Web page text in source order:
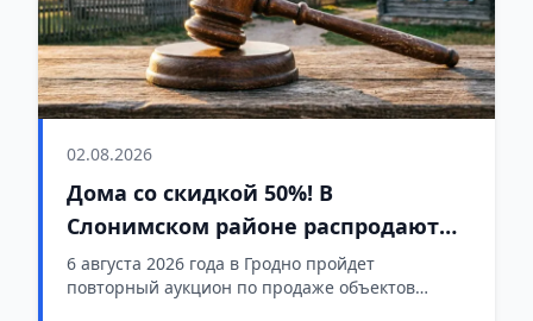
02.08.2026
Дома со скидкой 50%! В
Слонимском районе распродают
госжилье вместе с участками
6 августа 2026 года в Гродно пройдет
повторный аукцион по продаже объектов